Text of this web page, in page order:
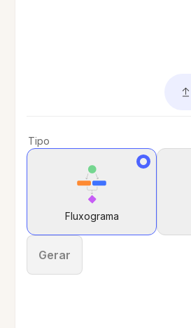
Tipo
Fluxograma
Gerar